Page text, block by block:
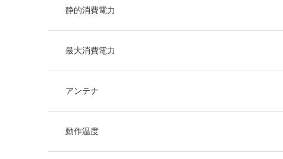
静的消費電力
最大消費電力
アンテナ
動作温度